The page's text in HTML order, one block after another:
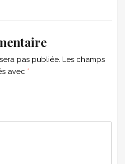
pas publiée. Les champs
avec *